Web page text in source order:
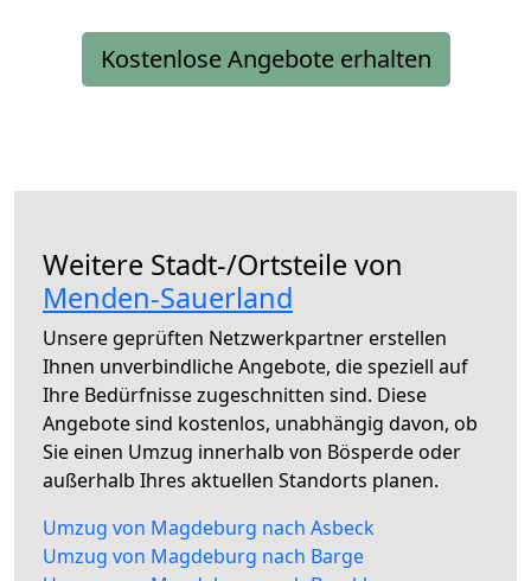
Kostenlose Angebote erhalten
Weitere Stadt-/Ortsteile von
Menden-Sauerland
Unsere geprüften Netzwerkpartner erstellen
Ihnen unverbindliche Angebote, die speziell auf
Ihre Bedürfnisse zugeschnitten sind. Diese
Angebote sind kostenlos, unabhängig davon, ob
Sie einen Umzug innerhalb von Bösperde oder
außerhalb Ihres aktuellen Standorts planen.
Umzug von Magdeburg nach Asbeck
Umzug von Magdeburg nach Barge